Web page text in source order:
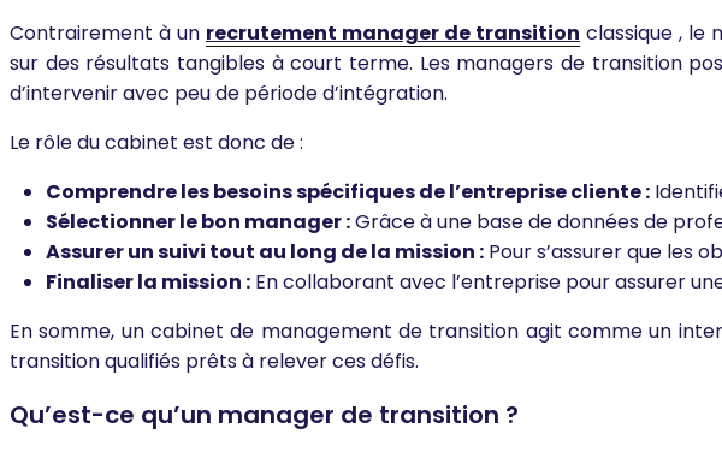
Contrairement à un recrutement manager de transition classique , le
sur des résultats tangibles à court terme. Les managers de transition
d’intervenir avec peu de période d’intégration.
Le rôle du cabinet est donc de :
Comprendre les besoins spécifiques de l’entreprise cliente :
Sélectionner le bon manager :Grâce à une base de données de
Assurer un suivi tout au long de la mission : Pour s’assurer que les
Finaliser la mission : En collaborant avec l’entreprise pour assurer
En somme, un cabinet de management de transition agit comme un
transition qualifiés prêts à relever ces défis.
Qu’est-ce qu’un manager de transition ?